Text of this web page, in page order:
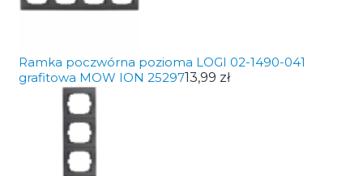
Ramka poczwórna pozioma LOGI 02-1490-041
grafitowa MOW ION 2529713,99 zł